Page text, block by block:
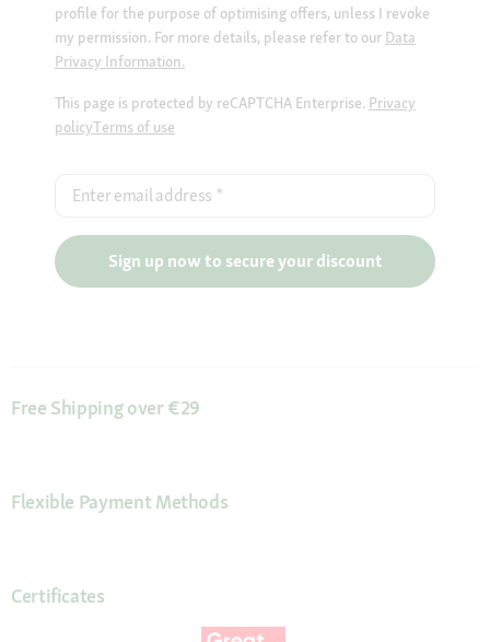
profile for the purpose of optimising offers, unless I revoke
my permission. For more details, please refer to our Data
Privacy Information.
This page is protected by reCAPTCHA Enterprise. Privacy
policyTerms of use
Enter email address *
Sign up now to secure your discount
Free Shipping over €29
Flexible Payment Methods
Certificates